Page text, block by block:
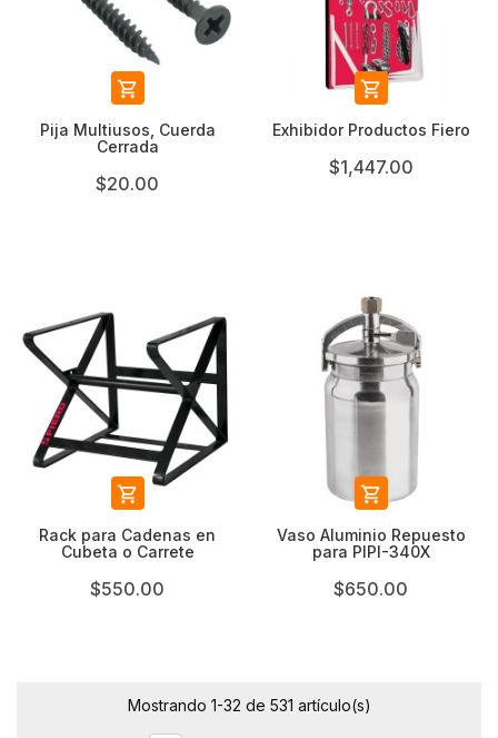

Pija Multiusos, Cuerda
Cerrada
$20.00

Exhibidor Productos Fiero
$1,447.00

Rack para Cadenas en
Cubeta o Carrete
$550.00

Vaso Aluminio Repuesto
para PIPI-340X
$650.00
Mostrando 1-32 de 531 artículo(s)